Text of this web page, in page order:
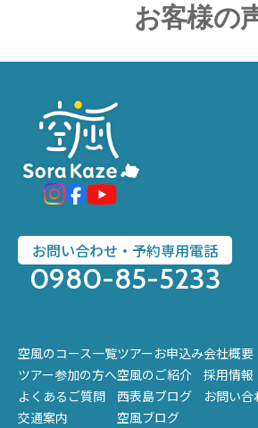
お客様の
お問い合わせ・予約専用電話
0980-85-5233
空風のコース一覧
ツアー参加の方へ
よくあるご質問
交通案内
ツアーお申込み
空風のご紹介
西表島ブログ
空風ブログ
会社概要
採用情報
お問い合